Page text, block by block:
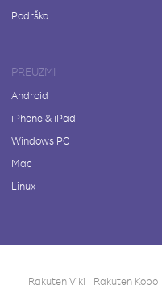
Podrška
PREUZMI
Android
iPhone & iPad
Windows PC
Mac
Linux
Rakuten Viki Rakuten Kobo